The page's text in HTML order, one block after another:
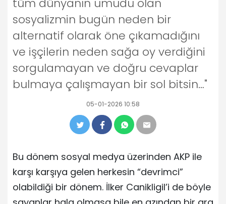
tüm dünyanın umudu olan
sosyalizmin bugün neden bir
alternatif olarak öne çıkamadığını
ve işçilerin neden sağa oy verdiğini
sorgulamayan ve doğru cevaplar
bulmaya çalışmayan bir sol bitsin…"
05-01-2026 10:58
Bu dönem sosyal medya üzerinden AKP ile
karşı karşıya gelen herkesin “devrimci”
olabildiği bir dönem. İlker Canikligil’i de böyle